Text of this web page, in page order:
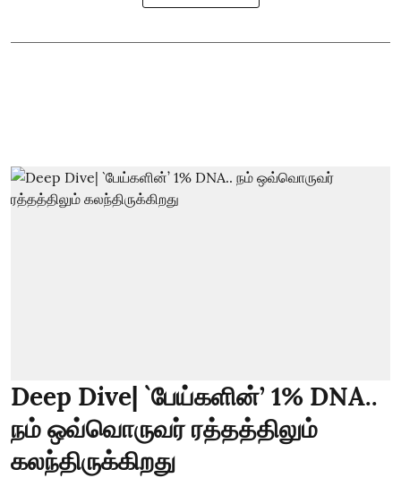
Deep Dive| `பேய்களின்’ 1% DNA..
நம் ஒவ்வொருவர் ரத்தத்திலும்
கலந்திருக்கிறது